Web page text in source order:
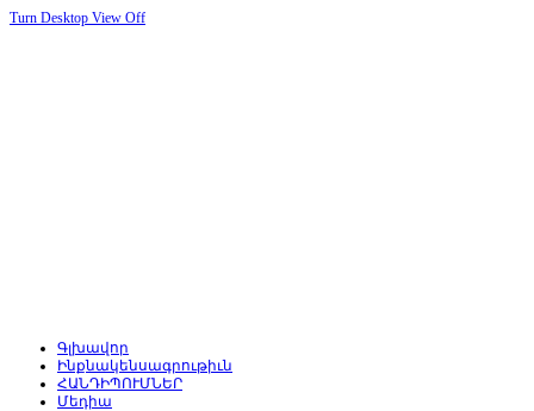
Turn Desktop View Off
Գլխավոր
Ինքնակենսագրութիւն
ՀԱՆԴԻՊՈՒՄՆԵՐ
Մեդիա